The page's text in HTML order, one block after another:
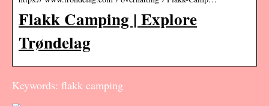
Flakk Camping | Explore
Trøndelag
Keywords: flakk camping